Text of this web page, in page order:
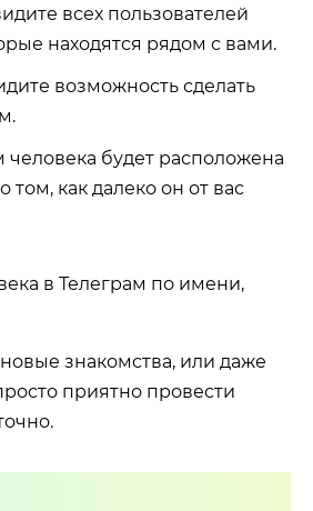
всех пользователей
находятся рядом с вами.
возможность сделать
будет расположена
как далеко он от вас
знакомства, или даже
приятно провести